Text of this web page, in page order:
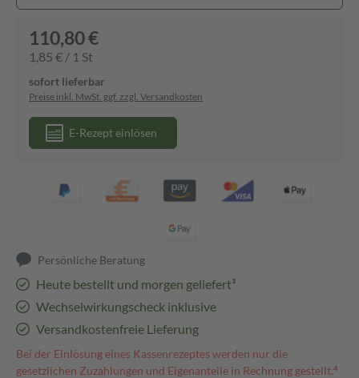
110,80 €
1,85 € / 1 St
sofort lieferbar
Preise inkl. MwSt. ggf. zzgl. Versandkosten
E-Rezept einlösen
Persönliche Beratung
Heute bestellt und morgen geliefert³
Wechselwirkungscheck inklusive
Versandkostenfreie Lieferung
Bei der Einlösung eines Kassenrezeptes werden nur die
gesetzlichen Zuzahlungen und Eigenanteile in Rechnung gestellt.⁴